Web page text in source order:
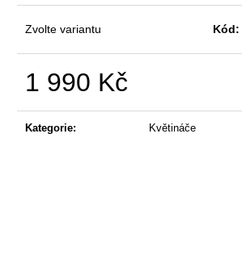
Zvolte variantu Kód:
1 990 Kč
Kategorie: Květináče
-
MISKA VÁLEC - DUB
690 Kč